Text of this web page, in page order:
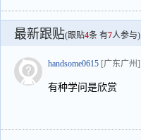
最新跟贴(跟贴4条 有7人参与)
handsome0615 [广东广州]
有种学问是欣赏